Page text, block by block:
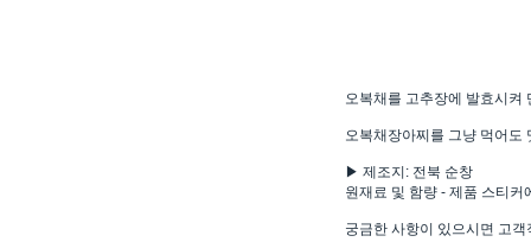
오복채를 고추장에 발효시켜
오복채장아찌를 그냥 먹어도
▶ 제조지: 전북 순창
원재료 및 함량 - 제품 스티커
궁금한 사항이 있으시면 고